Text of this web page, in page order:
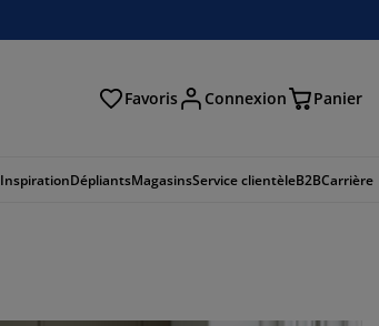
Favoris Connexion Panier
InspirationDépliantsMagasinsService clientèleB2BCarrière